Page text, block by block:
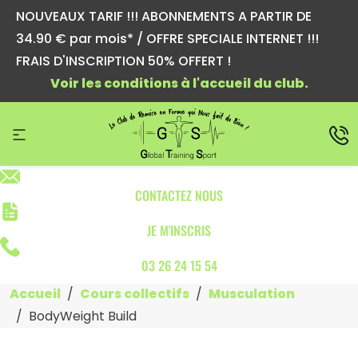
NOUVEAUX TARIF !!! ABONNEMENTS A PARTIR DE
34.90 € par mois* / OFFRE SPECIALE INTERNET !!!
FRAIS D'INSCRIPTION 50% OFFERT !
Voir les conditions à l'accueil du club.
CONTACTEZ NOUS
JE M'INSCRIS
03 26 24 15 54
Accueil Cours collectifs Musculation
BodyWeight Build